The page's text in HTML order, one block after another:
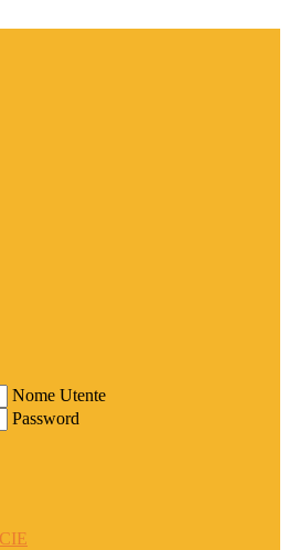
Nome Utente
Password